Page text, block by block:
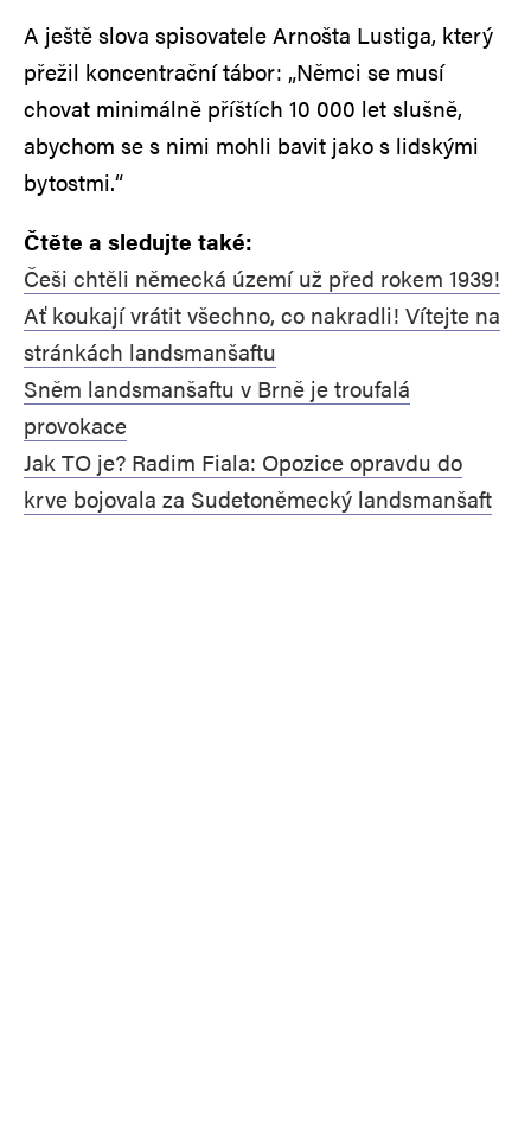
A ještě slova spisovatele Arnošta Lustiga, který
přežil koncentrační tábor: „Němci se musí
chovat minimálně příštích 10 000 let slušně,
abychom se s nimi mohli bavit jako s lidskými
bytostmi.“
Čtěte a sledujte také:
Češi chtěli německá území už před rokem 1939!
Ať koukají vrátit všechno, co nakradli! Vítejte na
stránkách landsmanšaftu
Sněm landsmanšaftu v Brně je troufalá
provokace
Jak TO je? Radim Fiala: Opozice opravdu do
krve bojovala za Sudetoněmecký landsmanšaft